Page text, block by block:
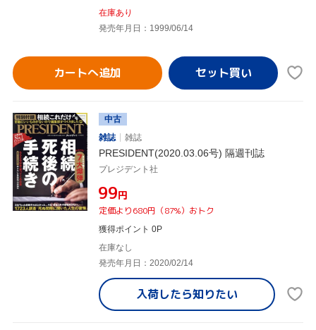
在庫あり
発売年月日：1999/06/14
カートへ追加
中古
雑誌
雑誌
PRESIDENT(2020.03.06号) 隔週刊誌
プレジデント社
¥99円
定価より680円（87%）おトク
獲得ポイント 0P
在庫なし
発売年月日：2020/02/14
入荷したら知りたい